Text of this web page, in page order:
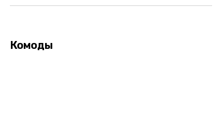
Комоды